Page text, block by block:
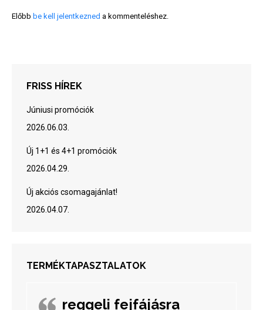
Előbb be kell jelentkezned a kommenteléshez.
FRISS HÍREK
Júniusi promóciók
2026.06.03.
Új 1+1 és 4+1 promóciók
2026.04.29.
Új akciós csomagajánlat!
2026.04.07.
TERMÉKTAPASZTALATOK
reggeli fejfájásra